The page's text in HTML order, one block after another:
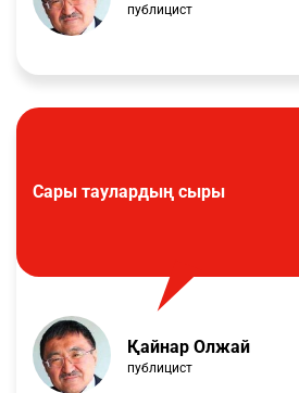
публицист
Сары таулардың сыры
Қайнар Олжай
публицист